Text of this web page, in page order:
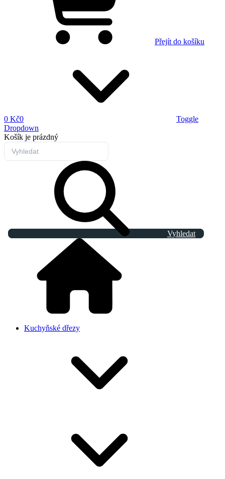
Přejít do košíku
0 Kč0
Toggle
Dropdown
Košík je prázdný
Vyhledat
Kuchyňské dřezy